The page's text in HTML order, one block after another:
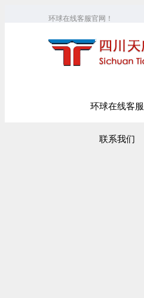
环球在线客服官网！
环球在线客服
联系我们